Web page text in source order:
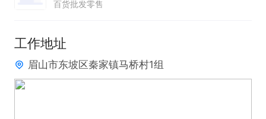
每月工资 3000 - 10000 元，提成按销售额的百分之
五险。
百货批发零售
工作地址
眉山市东坡区秦家镇马桥村1组